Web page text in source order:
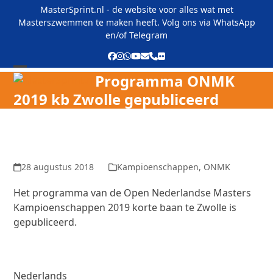
MasterSprint.nl - de website voor alles wat met
Masterszwemmen te maken heeft. Volg ons via WhatsApp
en/ofTelegram
Facebook
Instagram
Whatsapp
YouTube
E-
mail
Phone
Flickr
Open
mobile
Close
mobile
Programma ONMK
2019 kb Zwolle gepubliceerd
28 augustus 2018 Kampioenschappen, ONMK
Het programma van de Open Nederlandse Masters
Kampioenschappen 2019 korte baan te Zwolle is
gepubliceerd.
Nederlands